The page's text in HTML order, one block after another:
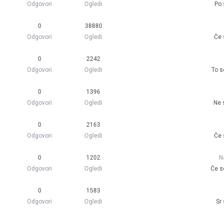
Odgovori
Ogledi
Po
0
Odgovori
38880
Ogledi
Če
0
Odgovori
2242
Ogledi
To
0
Odgovori
1396
Ogledi
Ne
0
Odgovori
2163
Ogledi
Če
0
Odgovori
1202
Ogledi
Če
0
Odgovori
1583
Ogledi
Sr